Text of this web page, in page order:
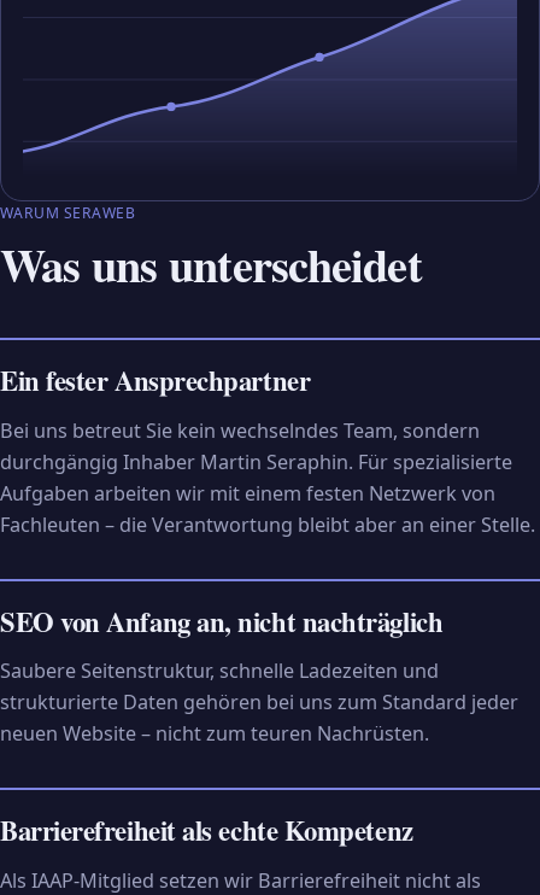
WARUM SERAWEB
Was uns unterscheidet
Ein fester Ansprechpartner
Bei uns betreut Sie kein wechselndes Team, sondern
durchgängig Inhaber Martin Seraphin. Für spezialisierte
Aufgaben arbeiten wir mit einem festen Netzwerk von
Fachleuten – die Verantwortung bleibt aber an einer Stelle.
SEO von Anfang an, nicht nachträglich
Saubere Seitenstruktur, schnelle Ladezeiten und
strukturierte Daten gehören bei uns zum Standard jeder
neuen Website – nicht zum teuren Nachrüsten.
Barrierefreiheit als echte Kompetenz
Als IAAP-Mitglied setzen wir Barrierefreiheit nicht als